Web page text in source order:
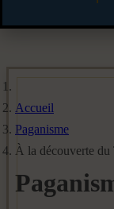
Accueil
Paganisme
À la découverte du